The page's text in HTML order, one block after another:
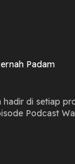
pangan
menjaga
Padam
di setiap
Podcast
ada realitas
orang muda di